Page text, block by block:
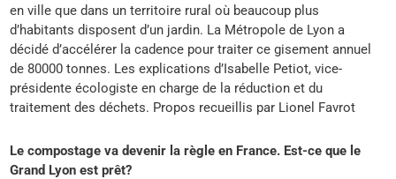
en ville que dans un territoire rural où beaucoup plus
d’habitants disposent d’un jardin. La Métropole de Lyon a
décidé d’accélérer la cadence pour traiter ce gisement annuel
de 80000 tonnes. Les explications d’Isabelle Petiot, vice-
présidente écologiste en charge de la réduction et du
traitement des déchets. Propos recueillis par Lionel Favrot
Le compostage va devenir la règle en France. Est-ce que le
Grand Lyon est prêt?